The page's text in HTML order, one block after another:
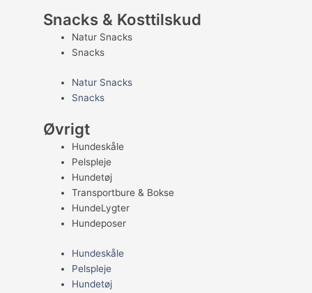
Snacks & Kosttilskud
Natur Snacks
Snacks
Natur Snacks
Snacks
Øvrigt
Hundeskåle
Pelspleje
Hundetøj
Transportbure & Bokse
HundeLygter
Hundeposer
Hundeskåle
Pelspleje
Hundetøj